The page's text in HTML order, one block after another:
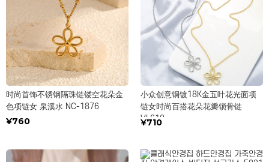
时尚首饰不锈钢隔珠链镂空花朵金
色项链女 泉溪水 NC-1876
¥760
小众创意铜镀18K金五叶花光面项
链女时尚百搭花朵花瓣锁骨链
VL610
¥710